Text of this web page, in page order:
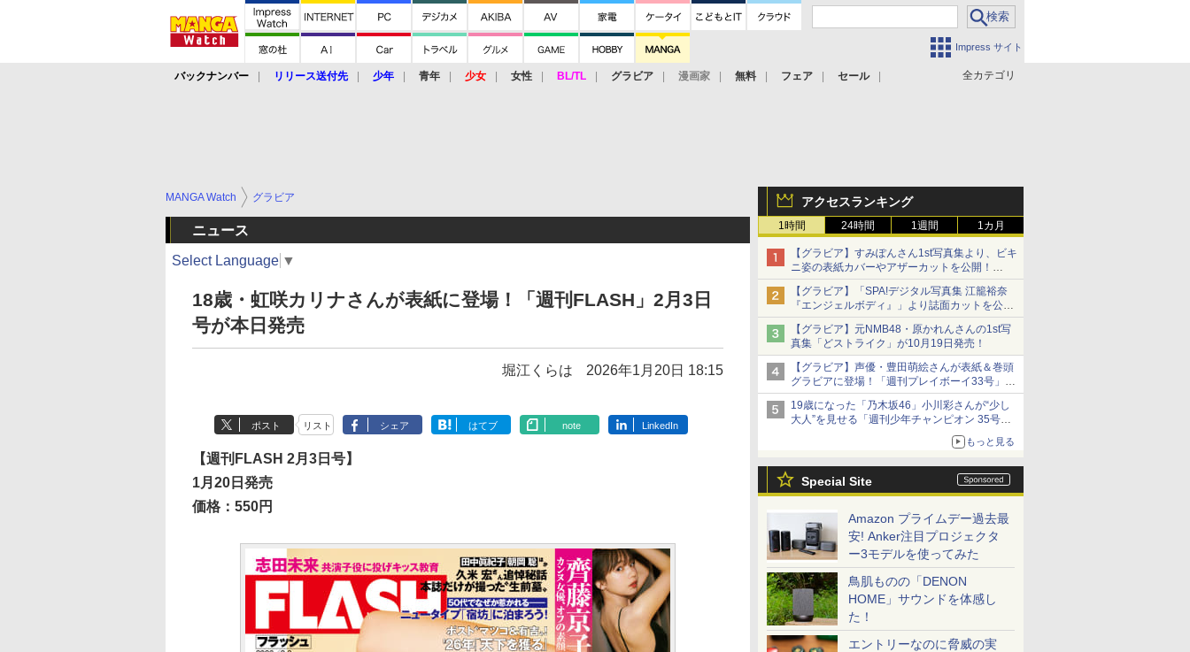
Impress サイト
全カテゴリ
バックナンバー リリース送付先 少年 青年 少女 女性 BL/TL グラビア 漫画家 無料 フェア セール
アクセスランキング
1時間 24時間 1週間 1カ月
【グラビア】すみぽんさん1st写真集より、ビキ
ニ姿の表紙カバーやアザーカットを公開！
タイトルは「offcourt（オフコート）」に決定
【グラビア】「SPA!デジタル写真集 江籠裕奈
『エンジェルボディ』」より誌面カットを公
開！
【グラビア】元NMB48・原かれんさんの1st写
真集「どストライク」が10月19日発売！
【グラビア】声優・豊田萌絵さんが表紙＆巻頭
グラビアに登場！「週刊プレイボーイ33号」本
日発売
19歳になった「乃木坂46」小川彩さんが“少し
大人”を見せる「週刊少年チャンピオン 35号」
もっと見る
Special Site
Amazon プライムデー過去最
安! Anker注目プロジェクタ
ー3モデルを使ってみた
鳥肌ものの「DENON
HOME」サウンドを体感し
た！
エントリーなのに脅威の実
MANGA Watch グラビア
ニュース
Select Language ▼
18歳・虹咲カリナさんが表紙に登場！「週刊FLASH」2月3日
号が本日発売
堀江くらは 2026年1月20日 18:15
ポスト リスト シェア はてブ note LinkedIn
【週刊FLASH 2月3日号】
1月20日発売
価格：550円